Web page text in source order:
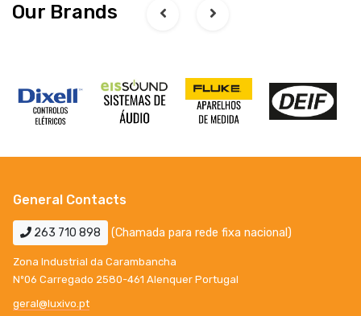
Our Brands
General Contacts
263 710 898 (Chamada para rede fixa nacional)
Zona Industrial da Carambancha
Nº06 Carregado 2580-461 Alenquer Portugal
geral@luxivo.pt